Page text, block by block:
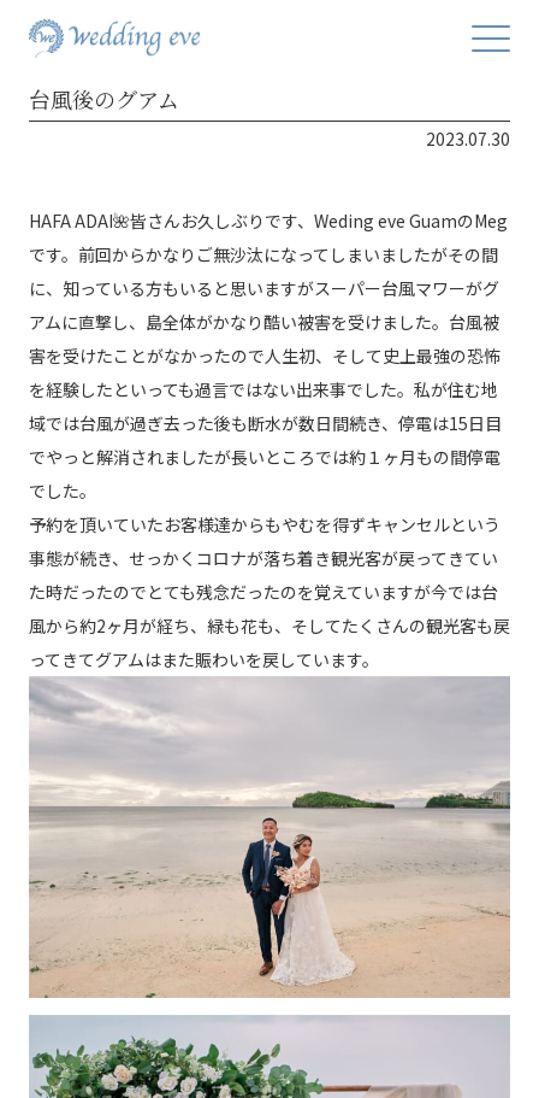
台風後のグアム
2023.07.30
HAFA ADAI🌺皆さんお久しぶりです、Weding eve GuamのMeg
です。前回からかなりご無沙汰になってしまいましたがその間
に、知っている方もいると思いますがスーパー台風マワーがグ
アムに直撃し、島全体がかなり酷い被害を受けました。台風被
害を受けたことがなかったので人生初、そして史上最強の恐怖
を経験したといっても過言ではない出来事でした。私が住む地
域では台風が過ぎ去った後も断水が数日間続き、停電は15日目
でやっと解消されましたが長いところでは約１ヶ月もの間停電
でした。
予約を頂いていたお客様達からもやむを得ずキャンセルという
事態が続き、せっかくコロナが落ち着き観光客が戻ってきてい
た時だったのでとても残念だったのを覚えていますが今では台
風から約2ヶ月が経ち、緑も花も、そしてたくさんの観光客も戻
ってきてグアムはまた賑わいを戻しています。